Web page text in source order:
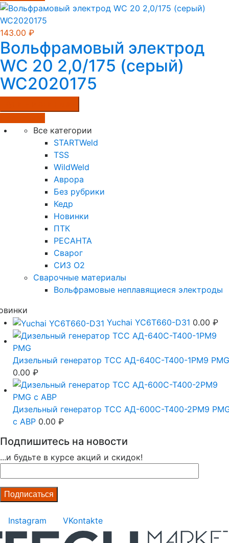
143.00 ₽
Вольфрамовый электрод
WС 20 2,0/175 (серый)
WC2020175
Все категории
STARTWeld
TSS
WildWeld
Аврора
Без рубрики
Кедр
Новинки
ПТК
РЕСАНТА
Сварог
СИЗ О2
Сварочные материалы
Вольфрамовые неплавящиеся электроды
Yuchai YC6T660-D31 0.00 ₽
Дизельный генератор ТСС АД-640С-Т400-1РМ9 PMG
0.00 ₽
Дизельный генератор ТСС АД-600С-Т400-2РМ9
c АВР 0.00 ₽
Подпишитесь на новости
...и будьте в курсе акций и скидок!
Instagram VKontakte